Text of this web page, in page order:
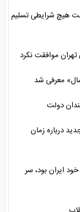
هیچ شرایطی تسلیم
موافقت نکرد
معرفی شد
دولت
درباره زمان
ایران بود، سر